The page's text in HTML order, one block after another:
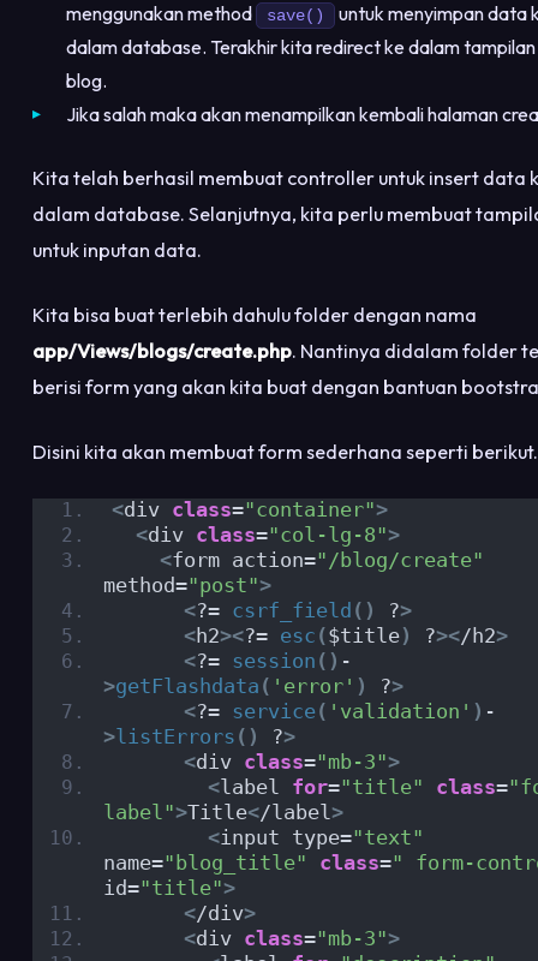
menggunakan method
save()
untuk menyimpan data
dalam database. Terakhir kita redirect ke dalam
blog.
Jika salah maka akan menampilkan kembali halaman
Kita telah berhasil membuat controller untuk insert data
dalam database. Selanjutnya, kita perlu membuat
untuk inputan data.
Kita bisa buat terlebih dahulu folder dengan nama
app/Views/blogs/create.php. Nantinya didalam folder
berisi form yang akan kita buat dengan bantuan
Disini kita akan membuat form sederhana seperti berikut.
<div class="container">
<div class="col-lg-8">
<form action="/blog/create"
method="post">
<?= csrf_field () ?>
<h2><?= esc ($title) ?></h2>
<?= session () -
>getFlashdata ( 'error' ) ?>
<?= service( 'validation' ) -
>listErrors () ?>
<div class="mb-3">
<label for="title" class=
label">Title</label>
<input type="text"
name="blog_title" class=" form-
id="title">
</div>
<div class="mb-3">